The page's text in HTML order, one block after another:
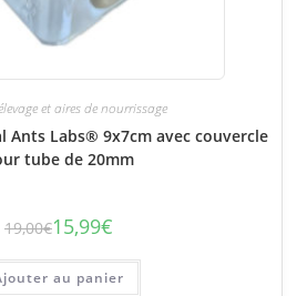
et aires de nourrissage
Ants Labs® 9x7cm avec couvercle
tube de 20mm
19,00€ Le
initial
était :
15,99€
Le
actuel
est :
au panier